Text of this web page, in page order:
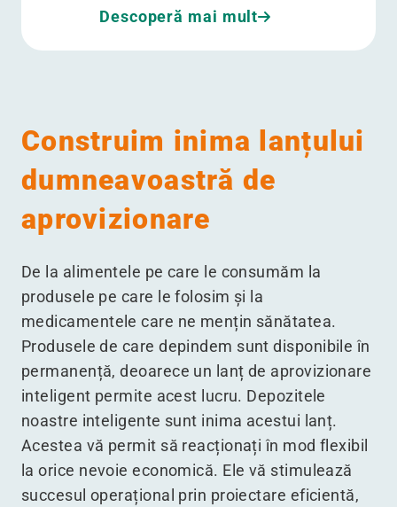
Descoperă mai mult
Construim inima lanțului
dumneavoastră de
aprovizionare
De la alimentele pe care le consumăm la
produsele pe care le folosim și la
medicamentele care ne mențin sănătatea.
Produsele de care depindem sunt disponibile în
permanență, deoarece un lanț de aprovizionare
inteligent permite acest lucru. Depozitele
noastre inteligente sunt inima acestui lanț.
Acestea vă permit să reacționați în mod flexibil
la orice nevoie economică. Ele vă stimulează
succesul operațional prin proiectare eficientă,